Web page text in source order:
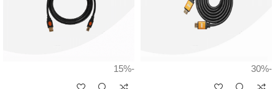
-30%
-15%